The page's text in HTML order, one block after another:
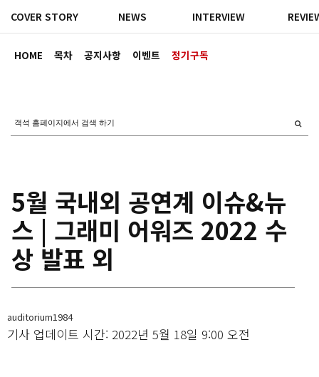
HOME 목차 공지사항 이벤트 정기구독
COVER STORY NEWS INTERVIEW
5월 국내외 공연계 이슈&뉴
스 | 그래미 어워즈 2022 수
상 발표 외
auditorium1984
기사 업데이트 시간: 2022년 5월 18일 9:00 오전